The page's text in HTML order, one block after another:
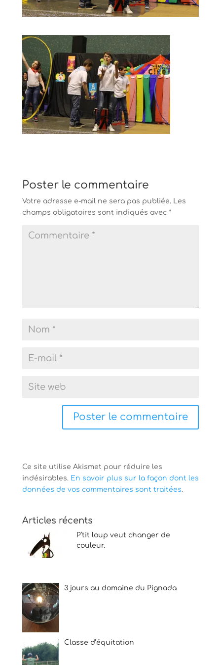
Poster le commentaire
Votre adresse e-mail ne sera pas publiée. Les
champs obligatoires sont indiqués avec *
Ce site utilise Akismet pour réduire les
indésirables. En savoir plus sur la façon dont les
données de vos commentaires sont traitées.
Articles récents
P’tit loup veut changer de
couleur.
3 jours au domaine du Pignada
Classe d’équitation